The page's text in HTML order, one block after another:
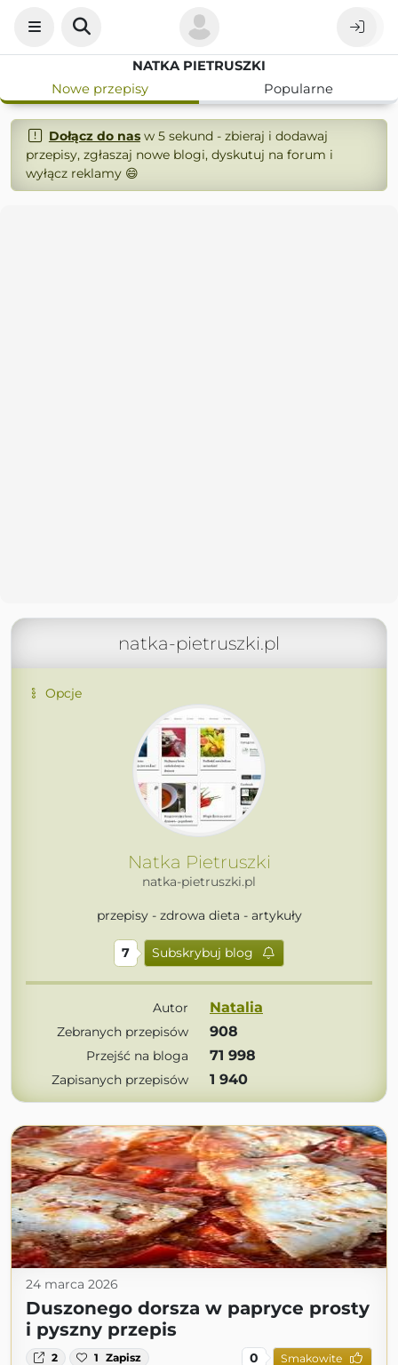
NATKA PIETRUSZKI
Nowe przepisy
Popularne
Dołącz do nasw 5 sekund - zbieraj i dodawaj
przepisy, zgłaszaj nowe blogi, dyskutuj na forum i
wyłącz reklamy 😄
natka-pietruszki.pl
Opcje
Natka Pietruszki
natka-pietruszki.pl
przepisy - zdrowa dieta - artykuły
7 Subskrybuj blog
Autor Natalia
Zebranych przepisów 908
Przejść na bloga 71 998
Zapisanych przepisów 1 940
24 marca 2026
Duszonego dorsza w papryce prosty
i pyszny przepis
2 1 Zapisz 0 Smakowite